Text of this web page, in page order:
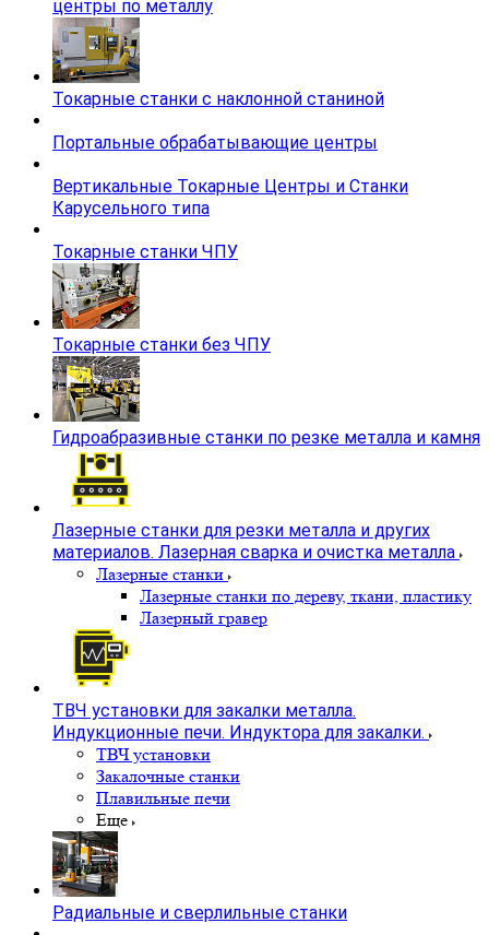
центры по металлу
Токарные станки с наклонной станиной
Портальные обрабатывающие центры
Вертикальные Токарные Центры и Станки
Карусельного типа
Токарные станки ЧПУ
Токарные станки без ЧПУ
Гидроабразивные станки по резке металла и камня
Лазерные станки для резки металла и других
материалов. Лазерная сварка и очистка металла
Лазерные станки
Лазерные станки по дереву, ткани, пластику
Лазерный гравер
ТВЧ установки для закалки металла.
Индукционные печи. Индуктора для закалки.
ТВЧ установки
Закалочные станки